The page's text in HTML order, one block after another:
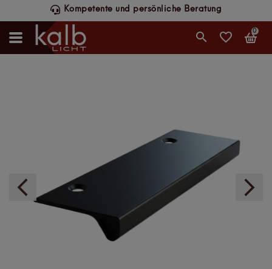
Schneller DHL-Versand, werktags bis 14 Uhr
0